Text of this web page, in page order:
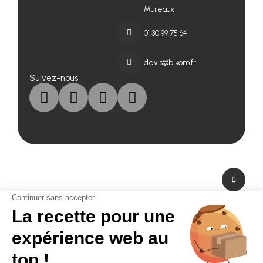
Mureaux
01 30 99 75 64
devis@bikom.fr
Suivez-nous
A propos de nous
Fabricant de PLV en carton et fabricant de stand modulaire, Bikom est situé
dans les Yvelines en Ile-de-France. A peine à 20 mn de Paris La Défense,
Bikom peut fabriquer et livrer dans l'urgence. Proposant une large gamme